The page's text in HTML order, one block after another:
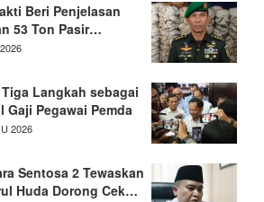
Beri Penjelasan
53 Ton Pasir…
Langkah sebagai
Pegawai Pemda
2026
Sentosa 2 Tewaskan
Huda Dorong Cek…